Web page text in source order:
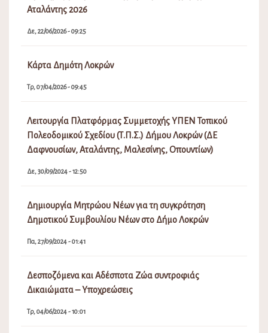
Αταλάντης 2026
Δε, 22/06/2026 - 09:25
Κάρτα Δημότη Λοκρών
Τρ, 07/04/2026 - 09:45
Λειτουργία Πλατφόρμας Συμμετοχής ΥΠΕΝ Τοπικού
Πολεοδομικού Σχεδίου (Τ.Π.Σ.) Δήμου Λοκρών (ΔΕ
Δαφνουσίων, Αταλάντης, Μαλεσίνης, Οπουντίων)
Δε, 30/09/2024 - 12:50
Δημιουργία Μητρώου Νέων για τη συγκρότηση
Δημοτικού Συμβουλίου Νέων στο Δήμο Λοκρών
Πα, 27/09/2024 - 01:41
Δεσποζόμενα και Αδέσποτα Ζώα συντροφιάς
Δικαιώματα – Υποχρεώσεις
Τρ, 04/06/2024 - 10:01